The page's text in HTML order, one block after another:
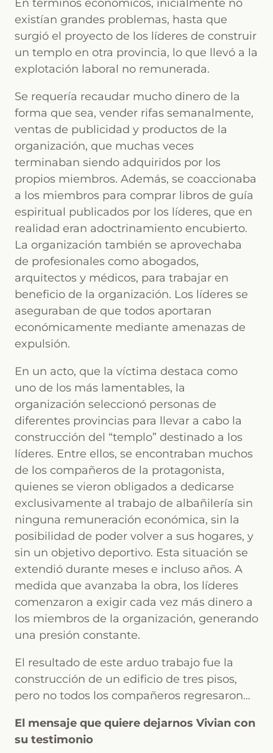
En términos económicos, inicialmente no
existían grandes problemas, hasta que
surgió el proyecto de los líderes de construir
un templo en otra provincia, lo que llevó a la
explotación laboral no remunerada.
Se requería recaudar mucho dinero de la
forma que sea, vender rifas semanalmente,
ventas de publicidad y productos de la
organización, que muchas veces
terminaban siendo adquiridos por los
propios miembros. Además, se coaccionaba
a los miembros para comprar libros de guía
espiritual publicados por los líderes, que en
realidad eran adoctrinamiento encubierto.
La organización también se aprovechaba
de profesionales como abogados,
arquitectos y médicos, para trabajar en
beneficio de la organización. Los líderes se
aseguraban de que todos aportaran
económicamente mediante amenazas de
expulsión.
En un acto, que la víctima destaca como
uno de los más lamentables, la
organización seleccionó personas de
diferentes provincias para llevar a cabo la
construcción del “templo” destinado a los
líderes. Entre ellos, se encontraban muchos
de los compañeros de la protagonista,
quienes se vieron obligados a dedicarse
exclusivamente al trabajo de albañilería sin
ninguna remuneración económica, sin la
posibilidad de poder volver a sus hogares, y
sin un objetivo deportivo. Esta situación se
extendió durante meses e incluso años. A
medida que avanzaba la obra, los líderes
comenzaron a exigir cada vez más dinero a
los miembros de la organización, generando
una presión constante.
El resultado de este arduo trabajo fue la
construcción de un edificio de tres pisos,
pero no todos los compañeros regresaron…
El mensaje que quiere dejarnos Vivian con
su testimonio